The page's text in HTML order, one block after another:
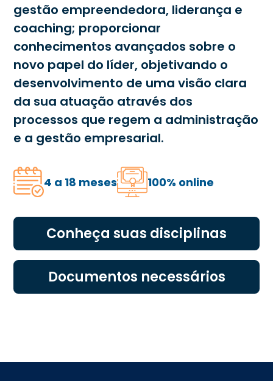
gestão empreendedora, liderança e
coaching; proporcionar
conhecimentos avançados sobre o
novo papel do líder, objetivando o
desenvolvimento de uma visão clara
da sua atuação através dos
processos que regem a administração
e a gestão empresarial.
4 a 18 meses 100% online
Conheça suas disciplinas
Documentos necessários